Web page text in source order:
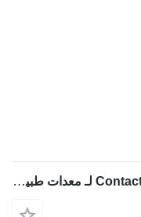
Contacteur Telemecanique LC1 D1201E5 لـ معدات طبية COURTOY R100